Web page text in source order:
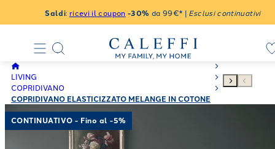
Saldi: ricevi il coupon -30% da 99€* | Esclusi continuativi
LIVING
COPRIDIVANO
COPRIDIVANO ELASTICIZZATO MELANGE IN COTONE
CONTINUATIVO - Fino al -5%